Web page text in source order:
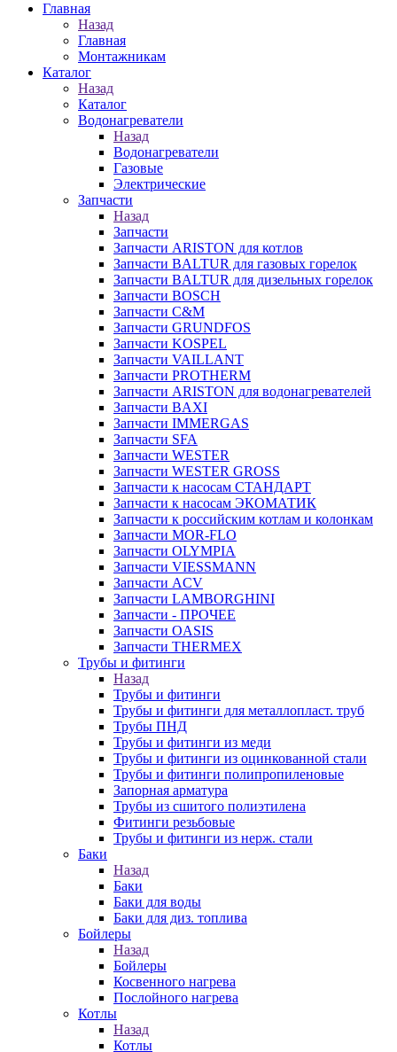
Главная
Назад
Главная
Монтажникам
Каталог
Назад
Каталог
Водонагреватели
Назад
Водонагреватели
Газовые
Электрические
Запчасти
Назад
Запчасти
Запчасти ARISTON для котлов
Запчасти BALTUR для газовых горелок
Запчасти BALTUR для дизельных горелок
Запчасти BOSCH
Запчасти C&M
Запчасти GRUNDFOS
Запчасти KOSPEL
Запчасти VAILLANT
Запчасти PROTHERM
Запчасти ARISTON для водонагревателей
Запчасти BAXI
Запчасти IMMERGAS
Запчасти SFA
Запчасти WESTER
Запчасти WESTER GROSS
Запчасти к насосам СТАНДАРТ
Запчасти к насосам ЭКОМАТИК
Запчасти к российским котлам и колонкам
Запчасти MOR-FLO
Запчасти OLYMPIA
Запчасти VIESSMANN
Запчасти ACV
Запчасти LAMBORGHINI
Запчасти - ПРОЧЕЕ
Запчасти OASIS
Запчасти THERMEX
Трубы и фитинги
Назад
Трубы и фитинги
Трубы и фитинги для металлопласт. труб
Трубы ПНД
Трубы и фитинги из меди
Трубы и фитинги из оцинкованной стали
Трубы и фитинги полипропиленовые
Запорная арматура
Трубы из сшитого полиэтилена
Фитинги резьбовые
Трубы и фитинги из нерж. стали
Баки
Назад
Баки
Баки для воды
Баки для диз. топлива
Бойлеры
Назад
Бойлеры
Косвенного нагрева
Послойного нагрева
Котлы
Назад
Котлы